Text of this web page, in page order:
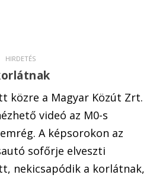
közre a Magyar Közút Zrt.
videó az M0-s
A képsorokon az
sofőrje elveszti
nekicsapódik a korlátnak,